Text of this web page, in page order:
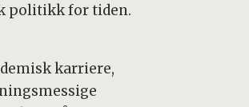
politikk for tiden.
karriere,